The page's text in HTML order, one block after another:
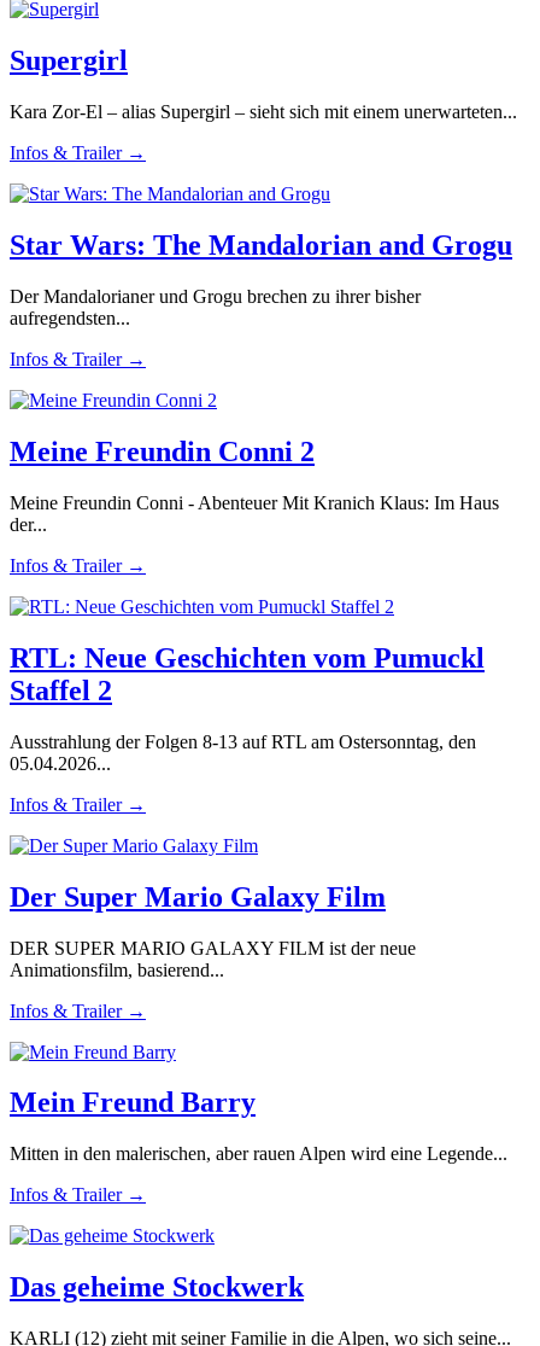
Supergirl
Kara Zor-El – alias Supergirl – sieht sich mit einem unerwarteten...
Infos & Trailer →
Star Wars: The Mandalorian and Grogu
Der Mandalorianer und Grogu brechen zu ihrer bisher
aufregendsten...
Infos & Trailer →
Meine Freundin Conni 2
Meine Freundin Conni - Abenteuer Mit Kranich Klaus: Im Haus
der...
Infos & Trailer →
RTL: Neue Geschichten vom Pumuckl
Staffel 2
Ausstrahlung der Folgen 8-13 auf RTL am Ostersonntag, den
05.04.2026...
Infos & Trailer →
Der Super Mario Galaxy Film
DER SUPER MARIO GALAXY FILM ist der neue
Animationsfilm, basierend...
Infos & Trailer →
Mein Freund Barry
Mitten in den malerischen, aber rauen Alpen wird eine Legende...
Infos & Trailer →
Das geheime Stockwerk
KARLI (12) zieht mit seiner Familie in die Alpen, wo sich seine...